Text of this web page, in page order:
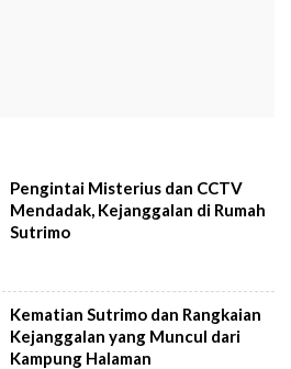
Pengintai Misterius dan CCTV
Mendadak, Kejanggalan di Rumah
Sutrimo
Kematian Sutrimo dan Rangkaian
Kejanggalan yang Muncul dari
Kampung Halaman